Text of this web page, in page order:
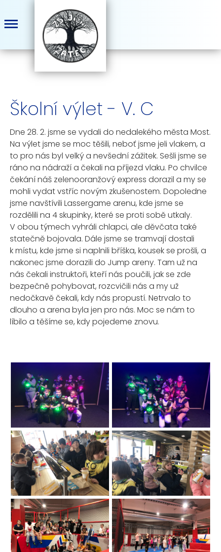
Školní výlet - V. C
Dne 28. 2. jsme se vydali do nedalekého města Most.
Na výlet jsme se moc těšili, neboť jsme jeli vlakem, a
to pro nás byl velký a nevšední zážitek. Sešli jsme se
ráno na nádraží a čekali na příjezd vlaku. Po chvilce
čekání náš zelenooranžový express dorazil a my se
mohli vydat vstříc novým zkušenostem. Dopoledne
jsme navštívili Lassergame arenu, kde jsme se
rozdělili na 4 skupinky, které se proti sobě utkaly.
V obou týmech vyhráli chlapci, ale děvčata také
statečně bojovala. Dále jsme se tramvají dostali
k místu, kde jsme si naplnili bříška, kousek se prošli, a
nakonec jsme dorazili do Jump areny. Tam už na
nás čekali instruktoři, kteří nás poučili, jak se zde
bezpečně pohybovat, rozcvičili nás a my už
nedočkavě čekali, kdy nás propustí. Netrvalo to
dlouho a arena byla jen pro nás. Moc se nám to
líbilo a těšíme se, kdy pojedeme znovu.